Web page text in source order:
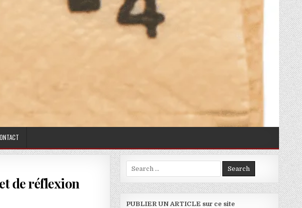
de réflexion
DES ENFANTS AVEC DES JEUX DE LOGIQUE ET DE RÉFLEXION
Search for:
PUBLIER UN ARTICLE sur ce site